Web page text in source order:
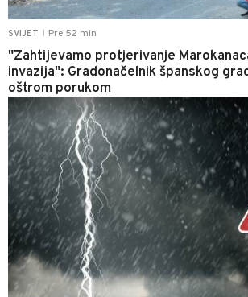
SVIJET Pre 52 min
"Zahtijevamo protjerivanje
invazija": Gradonačelnik španskog
oštrom porukom